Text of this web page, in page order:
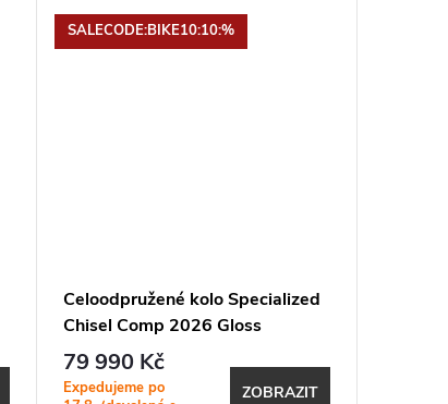
Ultimate Flight...
SALECODE:BIKE10:10:%
Celoodpružené kolo Specialized
Chisel Comp 2026 Gloss
Emerald Metallic
79 990 Kč
Expedujeme po
ZOBRAZIT